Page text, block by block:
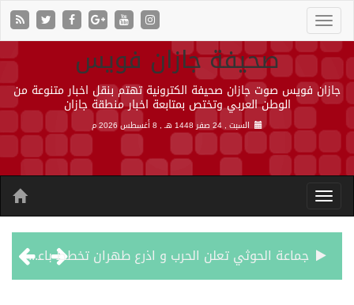
صحيفة جازان فويس
جازان فويس صوت جازان صحيفة الكترونية تهتم بنقل اخبار متنوعة من
الوطن العربي وتختص بمتابعة اخبار منطقة جازان
السبت , 24 صفر 1448 هـ , 8 أغسطس 2026 م
جماعة الحوثي تعلن الحرب و اذرع طهران تخطط باعمال ارهابية واسعة تطال دول الشرق الاوسط